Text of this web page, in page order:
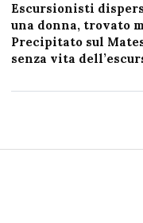
Escursionisti
una donna, trovato
Precipitato sul
senza vita